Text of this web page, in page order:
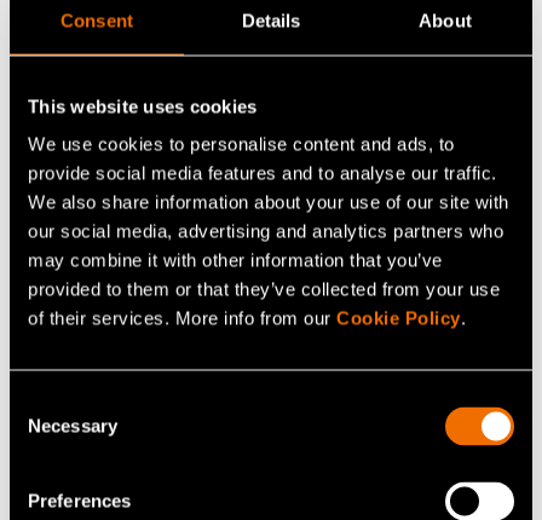
Consent Details About
This website uses cookies
We use cookies to personalise content and ads, to
provide social media features and to analyse our traffic.
We also share information about your use of our site with
our social media, advertising and analytics partners who
may combine it with other information that you’ve
provided to them or that they’ve collected from your use
of their services. More info from our Cookie Policy.
Selection
Necessary
Preferences
Kuva Suomen ympäristökeskus
Nuorten ruokaraati on ensimmäinen Suomessa
järjestetty nuoriin kohdennettu kansalaispaneeli. Kutsu
osallistua raatiin lähetettiin 6 000 satunnaisesti valitulle
satunnaisotannalla siten, että raati vastasi
asuinpaikan ja sukupuolen mukaan. Lisäksi otannassa